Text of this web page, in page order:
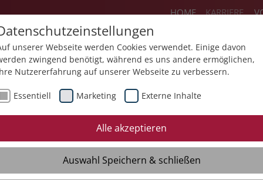
HOME KARRIERE
Flexteam Jobs Ausbildung
Termine International
Ethikkodex
Laufende Projekte
unserer Webseite werden Cookies verwendet. Einige davon
zwingend benötigt, während es uns andere ermöglichen,
Nutzererfahrung auf unserer Webseite zu verbessern.
Essentiell Marketing Externe Inhalte
Alle akzeptieren
Auswahl Speichern & schließen